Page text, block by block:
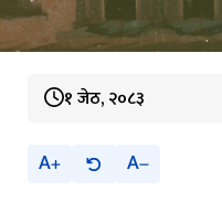
१ जेठ, २०८३
A A